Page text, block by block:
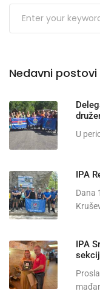
Nedavni postovi
U
IPA
Dana
IPA